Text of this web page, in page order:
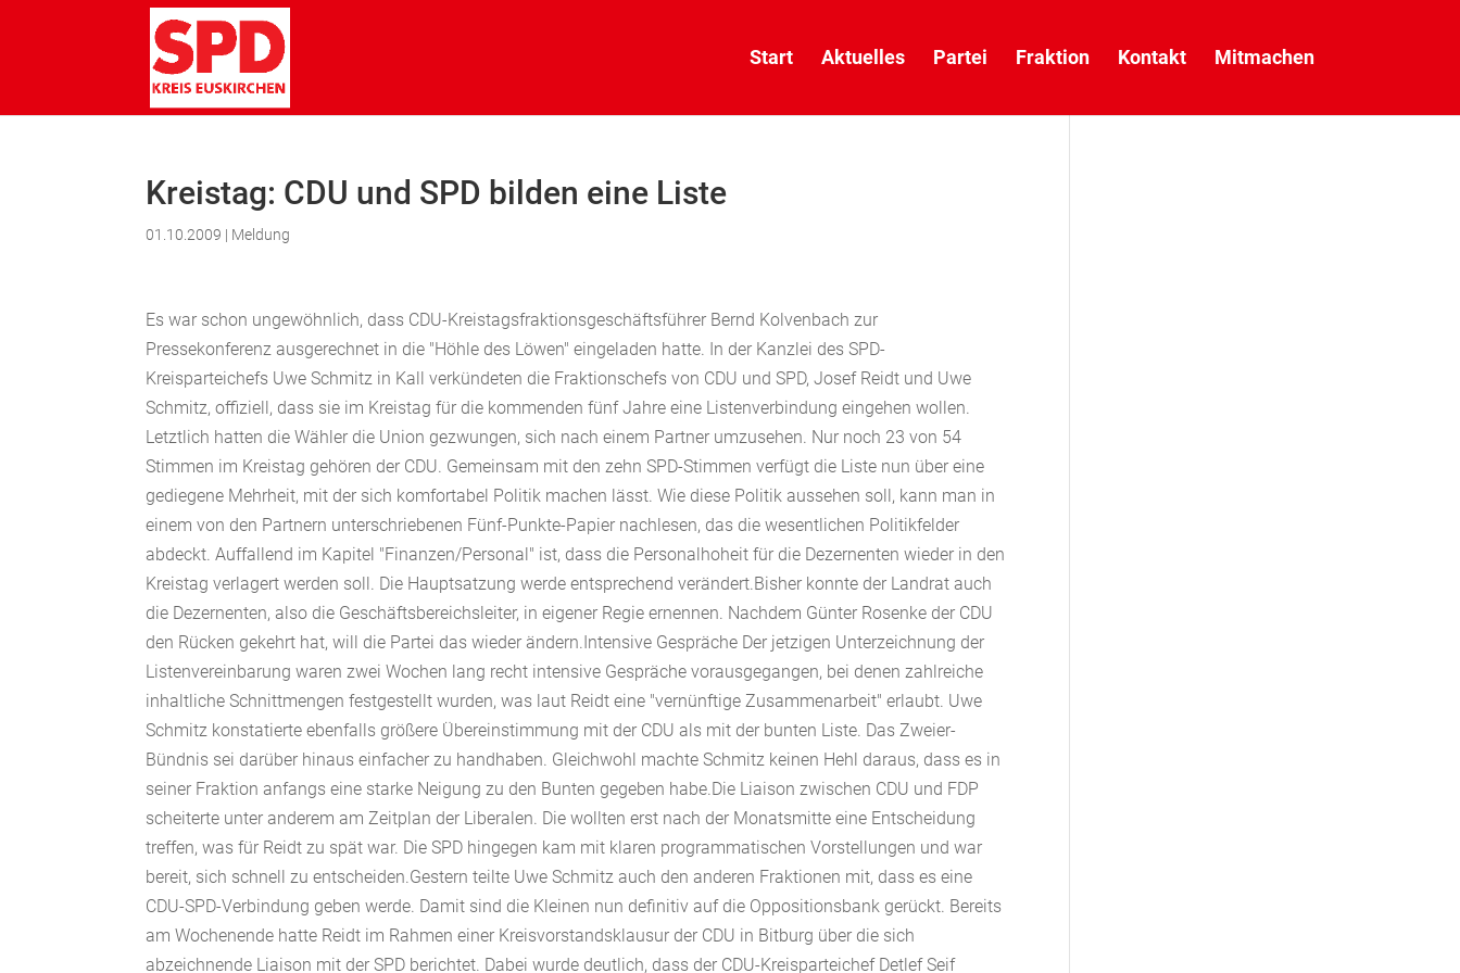
Start Aktuelles Partei Fraktion Kontakt Mitmachen
Kreistag: CDU und SPD bilden eine Liste
01.10.2009 | Meldung
Es war schon ungewöhnlich, dass CDU-Kreistagsfraktionsgeschäftsführer Bernd Kolvenbach zur
Pressekonferenz ausgerechnet in die "Höhle des Löwen" eingeladen hatte. In der Kanzlei des SPD-
Kreisparteichefs Uwe Schmitz in Kall verkündeten die Fraktionschefs von CDU und SPD, Josef Reidt und Uwe
Schmitz, offiziell, dass sie im Kreistag für die kommenden fünf Jahre eine Listenverbindung eingehen wollen.
Letztlich hatten die Wähler die Union gezwungen, sich nach einem Partner umzusehen. Nur noch 23 von 54
Stimmen im Kreistag gehören der CDU. Gemeinsam mit den zehn SPD-Stimmen verfügt die Liste nun über eine
gediegene Mehrheit, mit der sich komfortabel Politik machen lässt. Wie diese Politik aussehen soll, kann man in
einem von den Partnern unterschriebenen Fünf-Punkte-Papier nachlesen, das die wesentlichen Politikfelder
abdeckt. Auffallend im Kapitel "Finanzen/Personal" ist, dass die Personalhoheit für die Dezernenten wieder in den
Kreistag verlagert werden soll. Die Hauptsatzung werde entsprechend verändert.Bisher konnte der Landrat auch
die Dezernenten, also die Geschäftsbereichsleiter, in eigener Regie ernennen. Nachdem Günter Rosenke der CDU
den Rücken gekehrt hat, will die Partei das wieder ändern.Intensive Gespräche Der jetzigen Unterzeichnung der
Listenvereinbarung waren zwei Wochen lang recht intensive Gespräche vorausgegangen, bei denen zahlreiche
inhaltliche Schnittmengen festgestellt wurden, was laut Reidt eine "vernünftige Zusammenarbeit" erlaubt. Uwe
Schmitz konstatierte ebenfalls größere Übereinstimmung mit der CDU als mit der bunten Liste. Das Zweier-
Bündnis sei darüber hinaus einfacher zu handhaben. Gleichwohl machte Schmitz keinen Hehl daraus, dass es in
seiner Fraktion anfangs eine starke Neigung zu den Bunten gegeben habe.Die Liaison zwischen CDU und FDP
scheiterte unter anderem am Zeitplan der Liberalen. Die wollten erst nach der Monatsmitte eine Entscheidung
treffen, was für Reidt zu spät war. Die SPD hingegen kam mit klaren programmatischen Vorstellungen und war
bereit, sich schnell zu entscheiden.Gestern teilte Uwe Schmitz auch den anderen Fraktionen mit, dass es eine
CDU-SPD-Verbindung geben werde. Damit sind die Kleinen nun definitiv auf die Oppositionsbank gerückt. Bereits
am Wochenende hatte Reidt im Rahmen einer Kreisvorstandsklausur der CDU in Bitburg über die sich
abzeichnende Liaison mit der SPD berichtet. Dabei wurde deutlich, dass der CDU-Kreisparteichef Detlef Seif